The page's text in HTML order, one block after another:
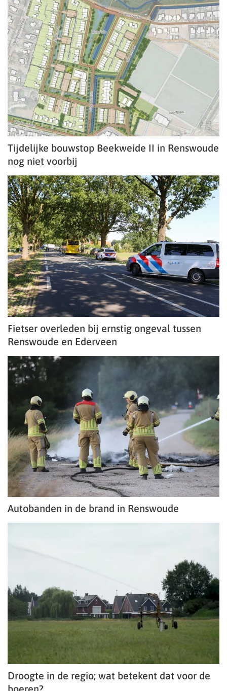
Tijdelijke bouwstop Beekweide II in Renswoude
nog niet voorbij
Fietser overleden bij ernstig ongeval tussen
Renswoude en Ederveen
Autobanden in de brand in Renswoude
Droogte in de regio; wat betekent dat voor de